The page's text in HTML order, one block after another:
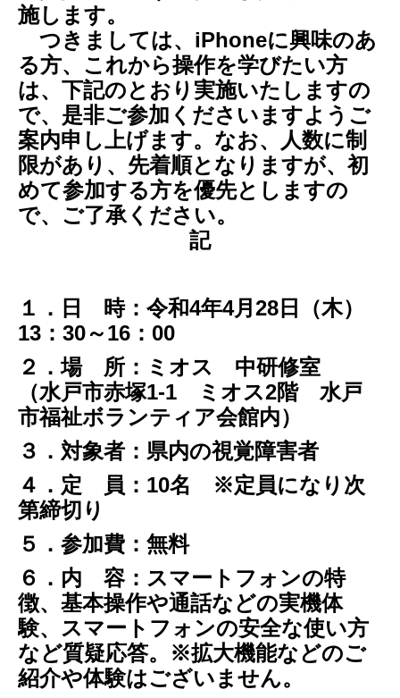
施します。
つきましては、iPhoneに興味のあ
る方、これから操作を学びたい方
は、下記のとおり実施いたしますの
で、是非ご参加くださいますようご
案内申し上げます。なお、人数に制
限があり、先着順となりますが、初
めて参加する方を優先としますの
で、ご了承ください。
記
１．日 時：令和4年4月28日（木）
13：30～16：00
２．場 所：ミオス 中研修室
（水戸市赤塚1-1 ミオス2階 水戸
市福祉ボランティア会館内）
３．対象者：県内の視覚障害者
４．定 員：10名 ※定員になり次
第締切り
５．参加費：無料
６．内 容：スマートフォンの特
徴、基本操作や通話などの実機体
験、スマートフォンの安全な使い方
など質疑応答。※拡大機能などのご
紹介や体験はございません。